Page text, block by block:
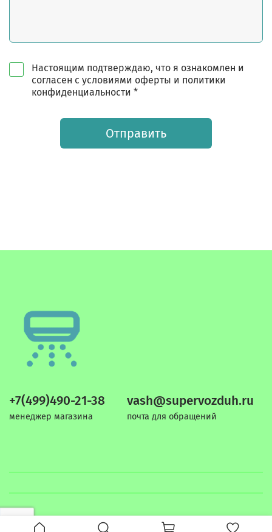
Настоящим подтверждаю, что я ознакомлен и
согласен с условиями оферты и политики
конфиденциальности *
Отправить
+7(499)490-21-38
менеджер магазина
vash@supervozduh.ru
почта для обращений